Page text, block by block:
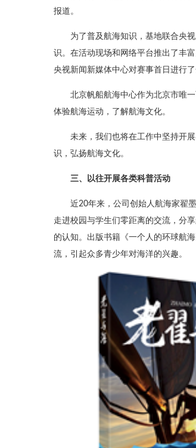
报道。
为了普及航海知识，基地联合央
识。在活动现场和网络平台推出了丰
央视新闻新媒体中心对赛事首日进行
北京帆船航海中心作为北京市唯
体验航海运动，了解航海文化。
未来，我们也将在工作中坚持开
识，弘扬航海文化。
三、以往开展各类科普活动
近20年来，公司创始人航海家翟
走进校园与学生们零距离的交流，分
的认知。出版书籍《一个人的环球航
流，引起众多青少年对海洋的兴趣。